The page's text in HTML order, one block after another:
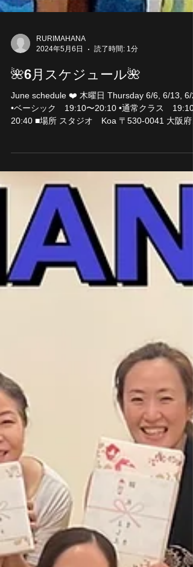
RURIMAHANA
2024年5月6日
読了時間: 1分
20:40 ■場所 スタジオ Koa 〒530-0041 大阪府
阪市北区天神橋４丁目６−３２...